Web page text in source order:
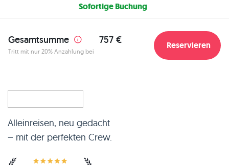
Sofortige Buchung
Gesamtsumme
Tritt mit nur 20% Anzahlung bei
757 € Reservieren
Alleinreisen, neu gedacht
– mit der perfekten Crew.